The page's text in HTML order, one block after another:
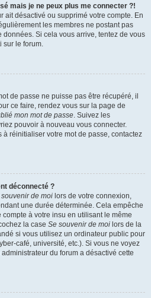
mais je ne peux plus me connecter ?!
ait désactivé ou supprimé votre compte. En
les membres ne postant pas
Si cela vous arrive, tentez de vous
sur le forum.
de passe ne puisse pas être récupéré, il
ce faire, rendez vous sur la page de
mon mot de passe. Suivez les
pouvoir à nouveau vous connecter.
réinitialiser votre mot de passe, contactez
déconnecté ?
souvenir de moi lors de votre connexion,
une durée déterminée. Cela empêche
compte à votre insu en utilisant le même
la case Se souvenir de moi lors de la
si vous utilisez un ordinateur public pour
café, université, etc.). Si vous ne voyez
du forum a désactivé cette